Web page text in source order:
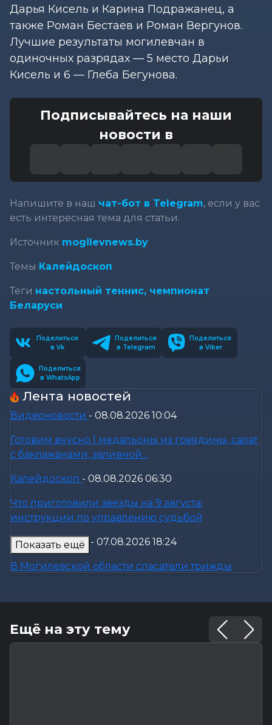
Дарья Кисель и Карина Подражанец, а
также Роман Бестаев и Роман Вергунов.
Лучшие результаты могилевчан в
одиночных разрядах — 5 место Дарьи
Кисель и 6 — Глеба Бегунова.
Подписывайтесь на наши
новости в
Напишите в наш чат-бот в Telegram, если у вас
есть интересная тема для статьи.
Источник mogilevnews.by
Темы Калейдоскоп
Теги настольный теннис, чемпионат
Беларуси
Поделиться
в Vk
Поделиться
в Telegram
Поделиться
в Viber
Поделиться
в WhatsApp
Лента новостей
Видеоновости - 08.08.2026 10:04
Готовим вкусно | медальоны из говядины, салат
с баклажанами, заливной...
Калейдоскоп - 08.08.2026 06:30
Что приготовили звезды на 9 августа:
инструкции по управлению судьбой
Происшествия - 07.08.2026 18:24
В Могилевской области спасатели трижды
Калейдоскоп -07.08.2026 17:06
Почему мозг стирает сны через минуту после
подъема, чем они полезны в...
Показать ещё
Ещё на эту тему